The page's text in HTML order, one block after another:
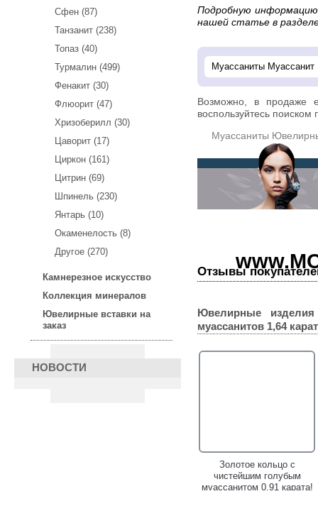
Сфен (87)
Танзанит (238)
Топаз (40)
Турмалин (499)
Фенакит (30)
Флюорит (47)
Хризоберилл (30)
Цаворит (17)
Циркон (161)
Цитрин (69)
Шпинель (230)
Янтарь (10)
Окаменелость (8)
Другое (270)
Камнерезное искусство
Коллекция минералов
Ювелирные вставки на
заказ
НОВОСТИ
Подробную информацию о муассанитах можно прочитать в
нашей статье в
Возможно, в продаже
воспользуйтесь поиском
Муассаниты
Отзывы
Ювелирные
муассанитов 1,64 карат
Золотое кольцо с
чистейшим голубым
муассанитом 0,91 карата!